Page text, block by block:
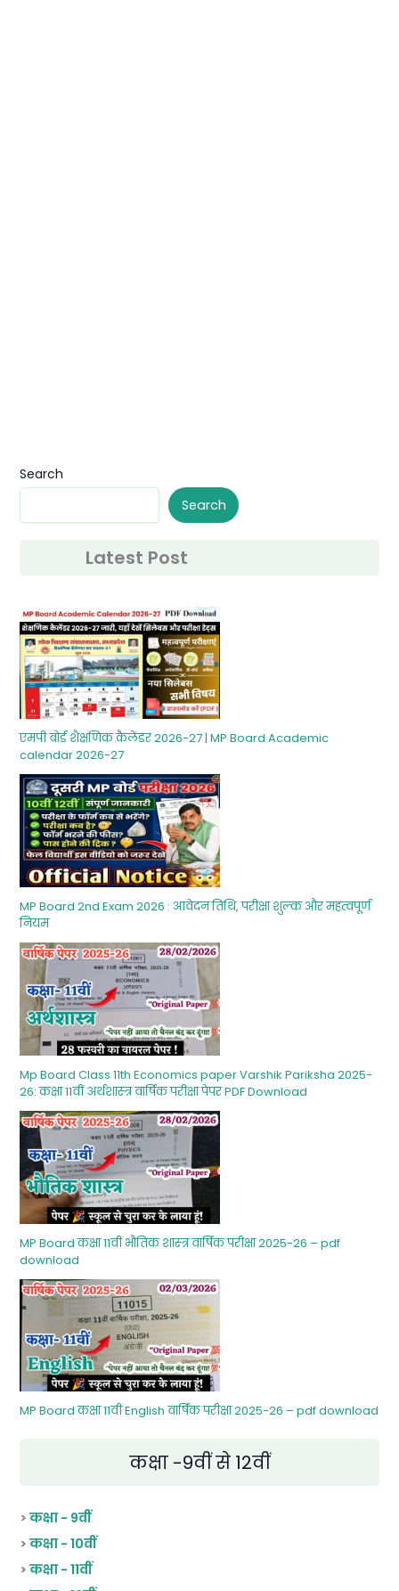
Search
Search
Latest Post
एमपी बोर्ड शैक्षणिक कैलेंडर 2026-27 | MP Board Academic
calendar 2026-27
MP Board 2nd Exam 2026 : आवेदन तिथि, परीक्षा शुल्‍क और महत्‍वपूर्ण
नियम
Mp Board Class 11th Economics paper Varshik Pariksha 2025-
26: कक्षा 11वीं अर्थशास्‍त्र वार्षिक परीक्षा पेपर PDF Download
MP Board कक्षा 11वीं भौतिक शास्‍त्र वार्षिक परीक्षा 2025-26 – pdf
download
MP Board कक्षा 11वीं English वार्षिक परीक्षा 2025-26 – pdf download
कक्षा -9वीं से 12वीं
>कक्षा - 9वीं
>कक्षा - 10वीं
>कक्षा - 11वीं